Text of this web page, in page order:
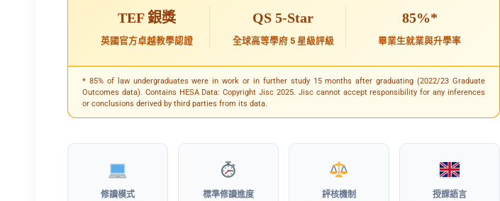
TEF 銀獎
英國官方卓越教學認證
QS 5-Star
全球高等學府 5 星級評級
85%*
畢業生就業與升學率
* 85% of law undergraduates were in work or in further study 15 months after graduating (2022/23 Graduate
Outcomes data). Contains HESA Data: Copyright Jisc 2025. Jisc cannot accept responsibility for any inferences
or conclusions derived by third parties from its data.
修讀模式 標準修讀進度 評核機制 授課語言